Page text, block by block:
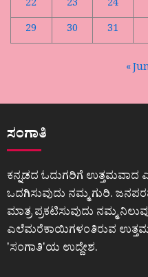
22
23 24
29
30 31
«
ಸಂಗಾತಿ
ಕನ್ನಡದ ಓದುಗರಿಗೆ ಉತ್ತಮವಾದ
ಒದಗಿಸುವುದು ನಮ್ಮ ಗುರಿ.
ಮಾತ್ರ ಪ್ರಕಟಿಸುವುದು ನಮ್ಮ
ಎಲೆಮರೆಕಾಯಿಗಳಂತಿರುವ ಉತ್ತಮ
ʼಸಂಗಾತಿʼಯ ಉದ್ದೇಶ.